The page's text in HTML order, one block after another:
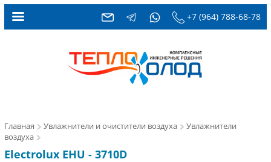
+7 (964) 788-68-78
Главная Увлажнители и очистители воздуха
Увлажнители
воздуха
Electrolux EHU - 3710D